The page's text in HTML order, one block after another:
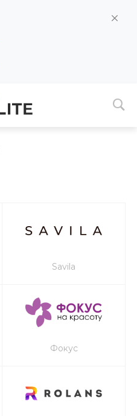
Savila
Фокус